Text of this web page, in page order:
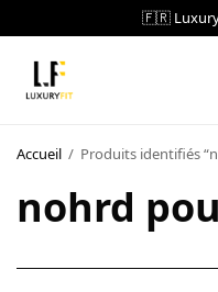
🇫🇷 Luxury
Accueil / Produits identifiés
nohrd
LOCATION
NOTRE CATALOGUE